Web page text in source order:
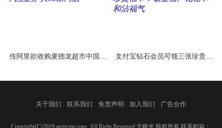
传阿里欲收购麦德龙超市中国业
支付宝钻石会员可领三张珍贵福
关于我们 联系我们 免责声明 加入我们 广告合作
Copyright(C)2019 arcticray.com ,All Right Reserved 北极光 版权所有 联系邮箱：